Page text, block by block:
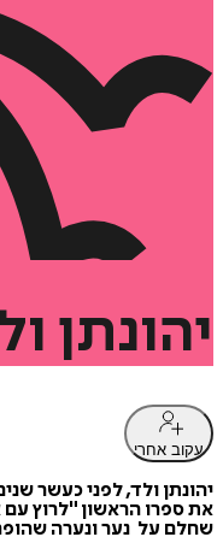
יהונתן
עקוב אחרי
יהונתן ולד, לפני כעשר